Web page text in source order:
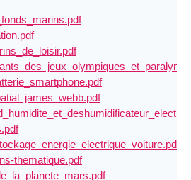
interactions
conversions
et communiquer
thematique.pdf